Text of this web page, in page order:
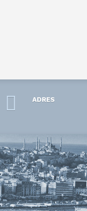
ADRES